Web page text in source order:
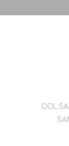
COL